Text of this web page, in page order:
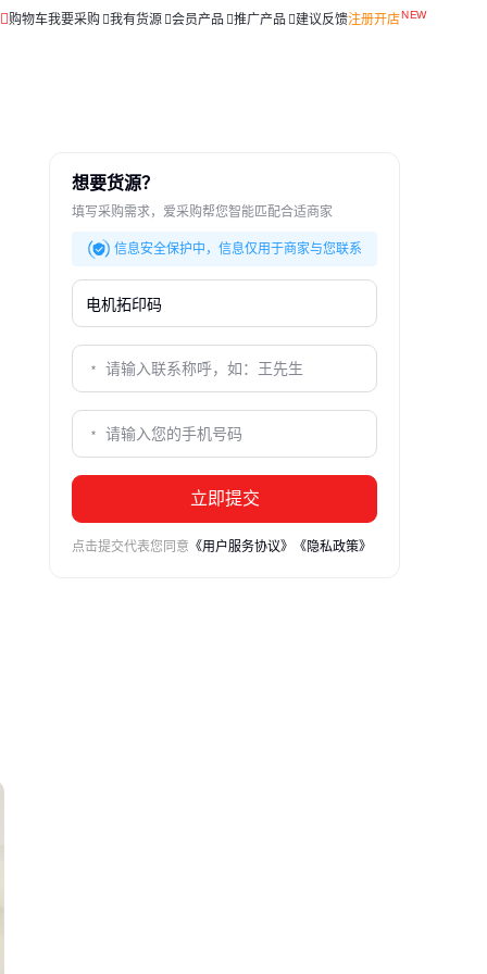
购物车我要采购 我有货源 会员产品 推广产品 建议反馈注册开店
想要货源？
填写采购需求，爱采购帮您智能匹配合适商家
信息安全保护中，信息仅用于商家与您联系
立即提交
点击提交代表您同意 《用户服务协议》 《隐私政策》